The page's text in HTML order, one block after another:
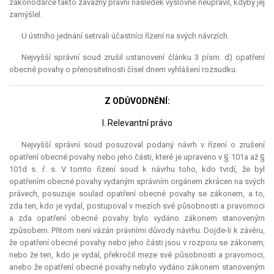
zákonodárce takto závažný právní následek výslovně neupravil, kdyby jej
zamýšlel.
U ústního jednání setrvali účastníci řízení na svých návrzích.
Nejvyšší správní soud zrušil ustanovení článku 3 písm. d) opatření
obecné povahy o přenositelnosti čísel dnem vyhlášení rozsudku.
Z ODŮVODNĚNÍ:
I. Relevantní právo
Nejvyšší správní soud posuzoval podaný návrh v řízení o zrušení
opatření obecné povahy nebo jeho části, které je upraveno v § 101a až §
101d s. ř. s. V tomto řízení soud k návrhu toho, kdo tvrdí, že byl
opatřením obecné povahy vydaným správním orgánem zkrácen na svých
právech, posuzuje soulad opatření obecné povahy se zákonem, a to,
zda ten, kdo je vydal, postupoval v mezích své působnosti a pravomoci
a zda opatření obecné povahy bylo vydáno zákonem stanoveným
způsobem. Přitom není vázán právními důvody návrhu. Dojde-li k závěru,
že opatření obecné povahy nebo jeho části jsou v rozporu se zákonem,
nebo že ten, kdo je vydal, překročil meze své působnosti a pravomoci,
anebo že opatření obecné povahy nebylo vydáno zákonem stanoveným